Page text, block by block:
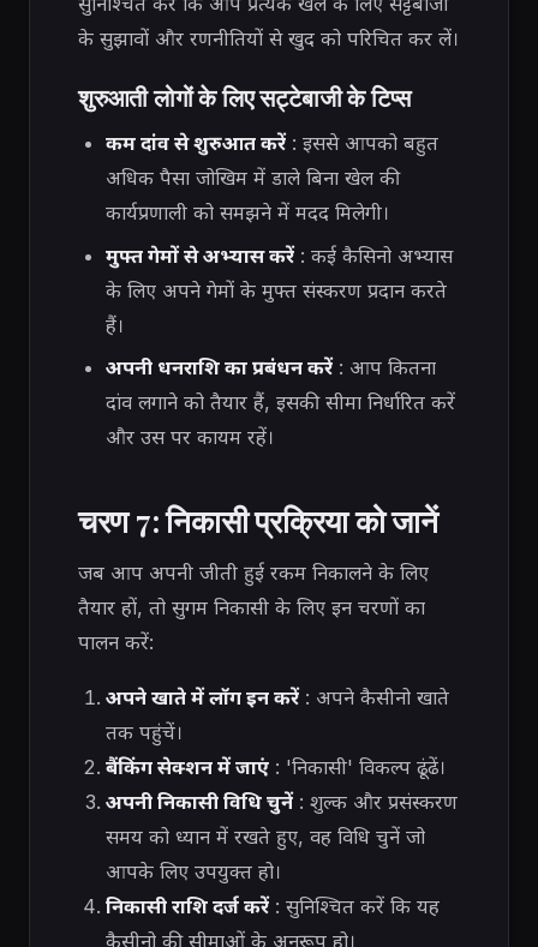
के सुझावों और रणनीतियों से खुद को परिचित कर लें।
शुरुआती लोगों के लिए सट्टेबाजी के टिप्स
कम दांव से शुरुआत करें: इससे आपको बहुत
अधिक पैसा जोखिम में डाले बिना खेल की
कार्यप्रणाली को समझने में मदद मिलेगी।
मुफ्त गेमों से अभ्यास करें: कई कैसिनो अभ्यास
के लिए अपने गेमों के मुफ्त संस्करण प्रदान करते
हैं।
अपनी धनराशि का प्रबंधन करें: आप कितना
दांव लगाने को तैयार हैं, इसकी सीमा निर्धारित करें
और उस पर कायम रहें।
चरण 7: निकासी प्रक्रिया को जानें
जब आप अपनी जीती हुई रकम निकालने के लिए
तैयार हों, तो सुगम निकासी के लिए इन चरणों का
पालन करें:
अपने खाते में लॉग इन करें: अपने कैसीनो खाते
तक पहुंचें।
बैंकिंग सेक्शन में जाएं: 'निकासी' विकल्प ढूंढें।
अपनी निकासी विधि चुनें: शुल्क और प्रसंस्करण
समय को ध्यान में रखते हुए, वह विधि चुनें जो
आपके लिए उपयुक्त हो।
निकासी राशि दर्ज करें: सुनिश्चित करें कि यह
कैसीनो की सीमाओं के अनुरूप हो।